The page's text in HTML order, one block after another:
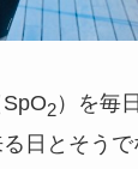
2）を毎
日とそう